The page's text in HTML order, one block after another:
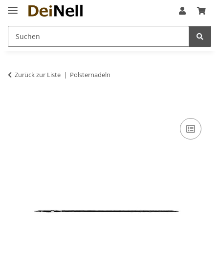
Zurück zur Liste Polsternadeln